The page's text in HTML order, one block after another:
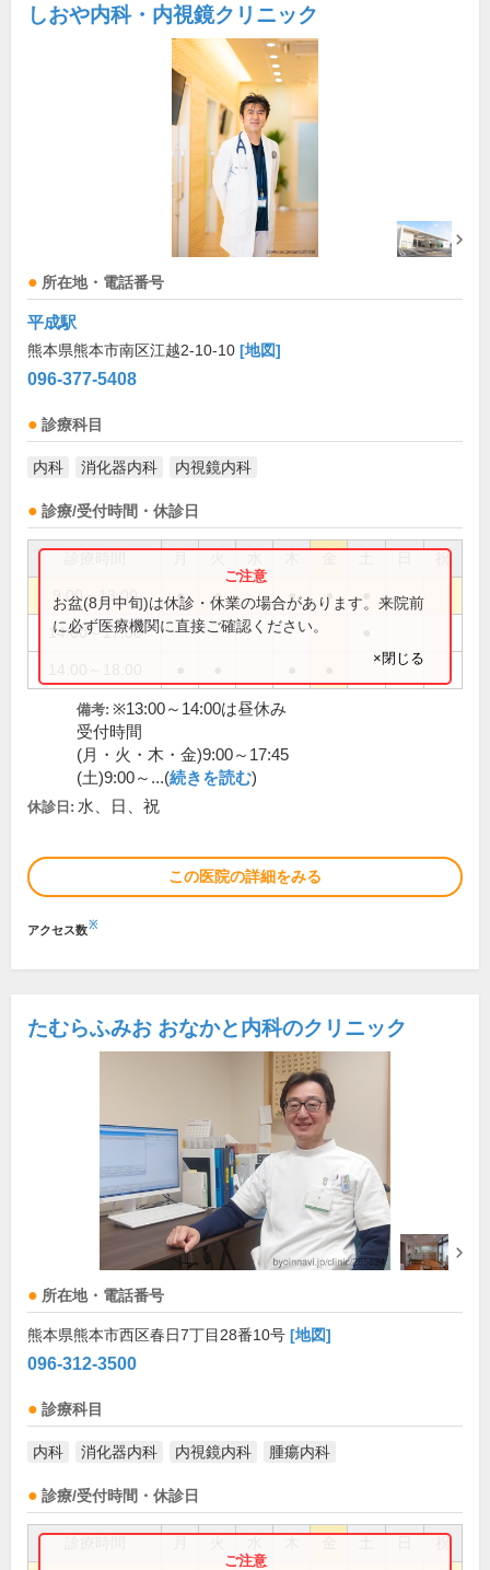
しおや内科・内視鏡クリニック
所在地・電話番号
平成駅
熊本県熊本市南区江越2-10-10 [地図]
096-377-5408
診療科目
内科 消化器内科 内視鏡内科
診療/受付時間・休診日
祝
9:00～13:00 ● ● ● ●
14:00～17:00
お盆(8月中旬)は休診・休業の場合があります。来院前
に必ず医療機関に直接ご確認ください。
×閉じる
備考: ※13:00～14:00は昼休み
受付時間
(月・火・木・金)9:00～17:45
(土)9:00～...(続きを読む)
休診日: 水、日、祝
この医院の詳細をみる
アクセス数※
たむらふみお おなかと内科のクリニック
所在地・電話番号
熊本県熊本市西区春日7丁目28番10号 [地図]
096-312-3500
診療科目
内科 消化器内科 内視鏡内科 腫瘍内科
診療/受付時間・休診日
祝